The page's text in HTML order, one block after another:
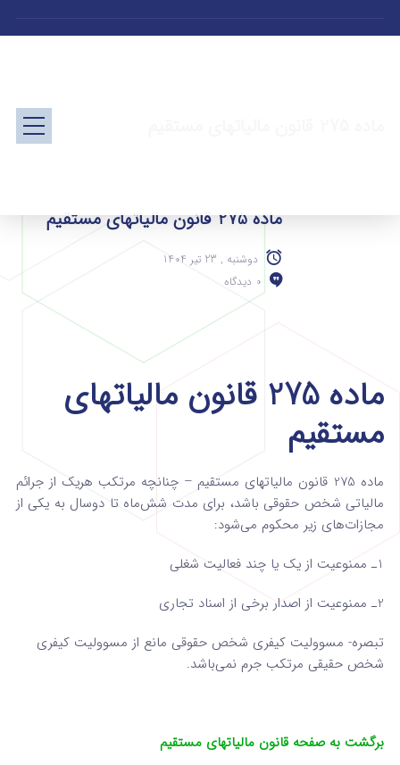
ماده 275 قانون مالیاتهای مستقیم
دوشنبه , 23 تیر 1404
0 دیدگاه
ماده 275 قانون مالیاتهای
مستقیم
ماده 275 قانون مالیاتهای مستقیم – چنانچه مرتکب هریک از جرائم
مالیاتی شخص حقوقی باشد، برای مدت شش‌ماه تا دوسال به یکی از
مجازات‌های زیر محکوم می‌شود:
1ـ ممنوعیت از یک یا چند فعالیت شغلی
2ـ ممنوعیت از اصدار برخی از اسناد تجاری
تبصره- مسوولیت کیفری شخص حقوقی مانع از مسوولیت کیفری
شخص حقیقی مرتکب جرم نمی‌باشد.
برگشت به صفحه قانون مالیاتهای مستقیم